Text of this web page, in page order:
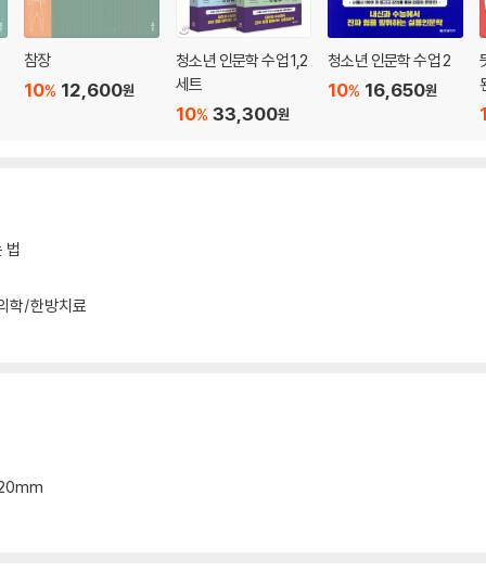
세요
참장
12,600원
10%
청소년 인문학 수업 1,2
세트
33,300원
10%
청소년 인문학 수업 2
16,650원
10%
법
학/한방치료